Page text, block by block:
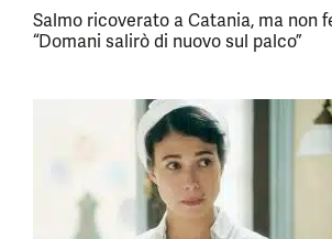
Salmo ricoverato a Catania, ma non
“Domani salirò di nuovo sul palco”